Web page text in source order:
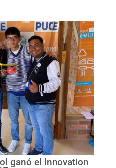
ganó el Innovation